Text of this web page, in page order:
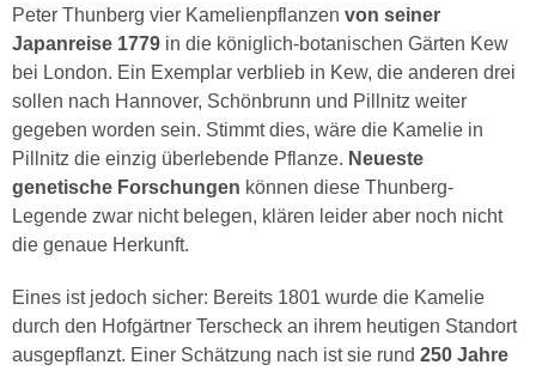
Peter Thunberg vier Kamelienpflanzen von seiner
Japanreise 1779 in die königlich-botanischen Gärten Kew
bei London. Ein Exemplar verblieb in Kew, die anderen drei
sollen nach Hannover, Schönbrunn und Pillnitz weiter
gegeben worden sein. Stimmt dies, wäre die Kamelie in
Pillnitz die einzig überlebende Pflanze. Neueste
genetische Forschungen können diese Thunberg-
Legende zwar nicht belegen, klären leider aber noch nicht
die genaue Herkunft.
Eines ist jedoch sicher: Bereits 1801 wurde die Kamelie
durch den Hofgärtner Terscheck an ihrem heutigen Standort
ausgepflanzt. Einer Schätzung nach ist sie rund 250 Jahre